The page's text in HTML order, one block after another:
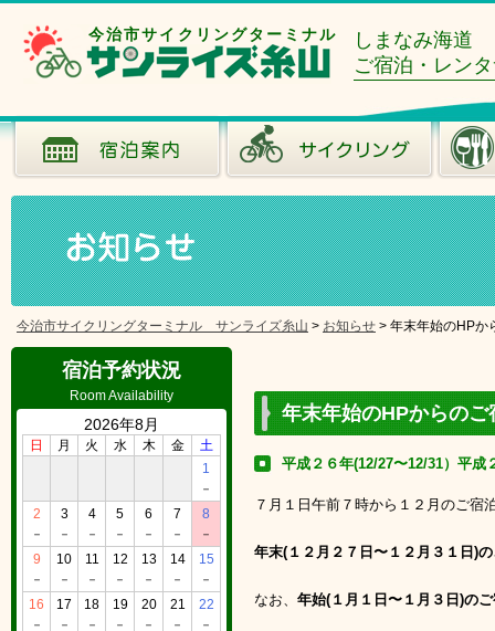
今治市サイクリングターミナル
しまなみ海道
ご宿泊・レン
今治市サイクリングターミナル サンライズ糸山 > お知らせ > 年末年始のHPか
宿泊予約状況
Room Availability
2026年8月
日 月 火 水 木 金
土
1
－
2
－
3
－
4
－
5
－
6
－
7
－
8
－
9
－
10
－
11
－
12
－
13
－
14
－
15
－
16
－
17
－
18
－
19
－
20
－
21
－
22
－
年末年始のHPからの
平成２６年(12/27〜12/31）平成
７月１日午前７時から１２月のご宿
年末(１２月２７日〜１２月３１日)
なお、 年始(１月１日〜１月３日)の